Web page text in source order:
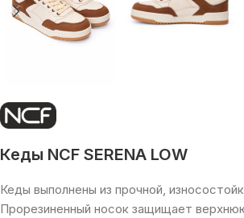
Кеды NCF SERENA LOW
Кеды выполнены из прочной,
Прорезиненный носок защищает